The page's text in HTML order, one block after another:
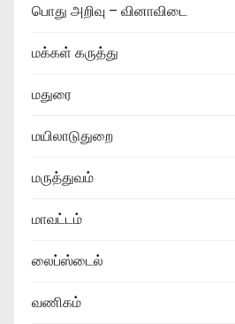
பொது அறிவு – வினாவிடை
மக்கள் கருத்து
மதுரை
மயிலாடுதுறை
மருத்துவம்
மாவட்டம்
லைப்ஸ்டைல்
வணிகம்